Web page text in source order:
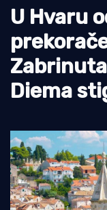
Ekologija
Tradicija i kultura
U Hvaru
Diema